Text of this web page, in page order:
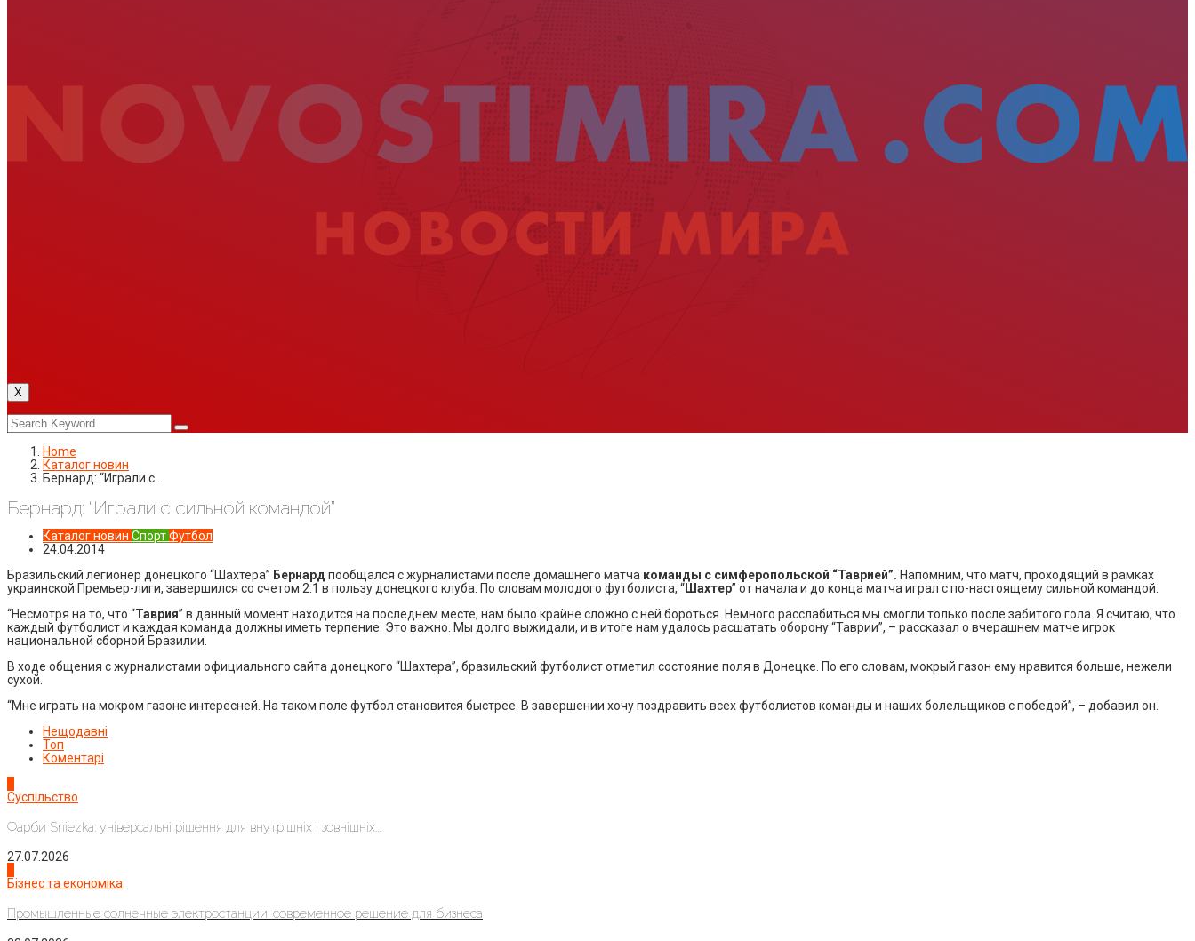
X
Home
Каталог новин
Бернард: “Играли с…
Бернард: “Играли с сильной командой”
Каталог новин СпортФутбол
24.04.2014
Бразильский легионер донецкого “Шахтера” Бернард пообщался с журналистами после домашнего матча команды с симферопольской “Таврией”. Напомним, что матч, проходящий в рамках
украинской Премьер-лиги, завершился со счетом 2:1 в пользу донецкого клуба. По словам молодого футболиста, “Шахтер” от начала и до конца матча играл с по-настоящему сильной командой.
“Несмотря на то, что “Таврия” в данный момент находится на последнем месте, нам было крайне сложно с ней бороться. Немного расслабиться мы смогли только после забитого гола. Я считаю, что
каждый футболист и каждая команда должны иметь терпение. Это важно. Мы долго выжидали, и в итоге нам удалось расшатать оборону “Таврии”, – рассказал о вчерашнем матче игрок
национальной сборной Бразилии.
В ходе общения с журналистами официального сайта донецкого “Шахтера”, бразильский футболист отметил состояние поля в Донецке. По его словам, мокрый газон ему нравится больше, нежели
сухой.
“Мне играть на мокром газоне интересней. На таком поле футбол становится быстрее. В завершении хочу поздравить всех футболистов команды и наших болельщиков с победой”, – добавил он.
Нещодавні
Топ
Коментарі
Суспільство
Фарби Sniezka: універсальні рішення для внутрішніх і зовнішніх...
27.07.2026
Бізнес та економіка
Промышленные солнечные электростанции: современное решение для бизнеса